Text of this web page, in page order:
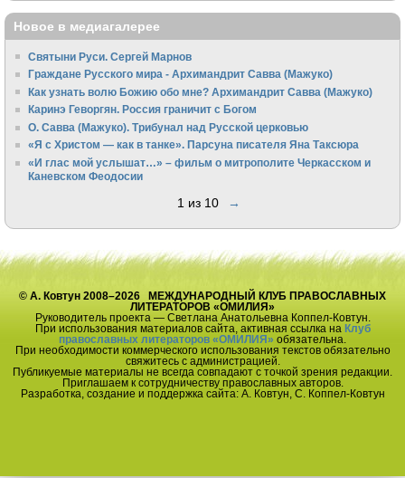
Новое в медиагалерее
Святыни Руси. Сергей Марнов
Граждане Русского мира - Архимандрит Савва (Мажуко)
Как узнать волю Божию обо мне? Архимандрит Савва (Мажуко)
Каринэ Геворгян. Россия граничит с Богом
О. Савва (Мажуко). Трибунал над Русской церковью
«Я с Христом — как в танке». Парсуна писателя Яна Таксюра
«И глас мой услышат…» – фильм о митрополите Черкасском и
Каневском Феодосии
1 из 10 →
© А. Ковтун 2008–2026 МЕЖДУНАРОДНЫЙ КЛУБ ПРАВОСЛАВНЫХ
ЛИТЕРАТОРОВ «ОМИЛИЯ»
Руководитель проекта — Светлана Анатольевна Коппел-Ковтун.
При использования материалов сайта, активная ссылка на Клуб
православных литераторов «ОМИЛИЯ» обязательна.
При необходимости коммерческого использования текстов обязательно
свяжитесь с администрацией.
Публикуемые материалы не всегда совпадают с точкой зрения редакции.
Приглашаем к сотрудничеству православных авторов.
Разработка, создание и поддержка сайта: А. Ковтун, С. Коппел-Ковтун